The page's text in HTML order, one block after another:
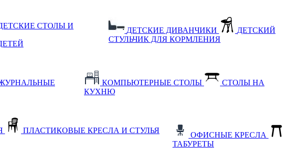
СТОЛЫ И
ДЕТСКИЕ ДИВАНЧИКИ
ДЕТСКИЙ
СТУЛЬЧИК ДЛЯ КОРМЛЕНИЯ
КОМПЬЮТЕРНЫЕ СТОЛЫ
СТОЛЫ НА
КУХНЮ
ПЛАСТИКОВЫЕ КРЕСЛА И СТУЛЬЯ
ОФИСНЫЕ КРЕСЛА
ТАБУРЕТЫ